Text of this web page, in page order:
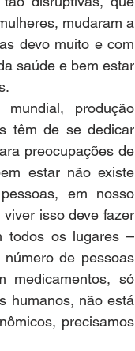
mudaram a
devo muito e com
saúde e bem estar
produção
têm de se dedicar
preocupações de
estar não existe
em nosso
isso deve fazer
todos os lugares –
de pessoas
medicamentos, só
humanos, não está
precisamos